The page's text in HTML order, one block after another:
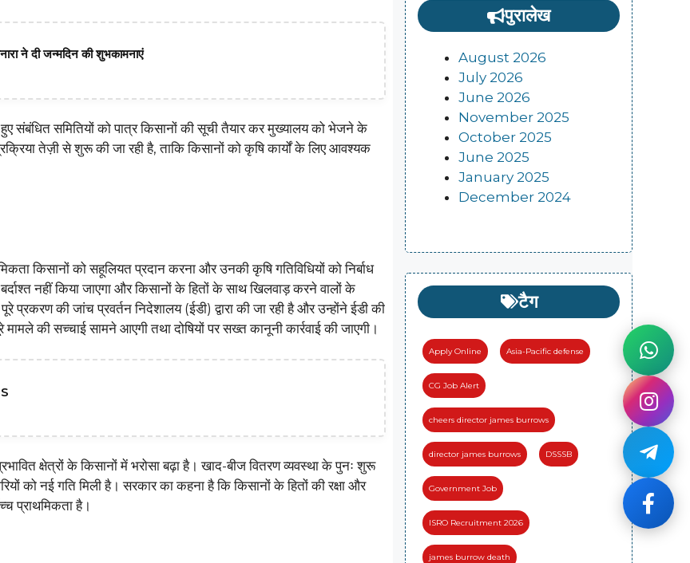
ने दी जन्मदिन की शुभकामनाएं
संबंधित समितियों को पात्र किसानों की सूची तैयार कर मुख्यालय को भेजने के
तेज़ी से शुरू की जा रही है, ताकि किसानों को कृषि कार्यों के लिए आवश्यक
किसानों को सहूलियत प्रदान करना और उनकी कृषि गतिविधियों को निर्बाध
नहीं किया जाएगा और किसानों के हितों के साथ खिलवाड़ करने वालों के
प्रकरण की जांच प्रवर्तन निदेशालय (ईडी) द्वारा की जा रही है और उन्होंने ईडी की
की सच्चाई सामने आएगी तथा दोषियों पर सख्त कानूनी कार्रवाई की जाएगी।
क्षेत्रों के किसानों में भरोसा बढ़ा है। खाद-बीज वितरण व्यवस्था के पुनः शुरू
को नई गति मिली है। सरकार का कहना है कि किसानों के हितों की रक्षा और
प्राथमिकता है।
पुरालेख
August 2026
July 2026
June 2026
November 2025
October 2025
June 2025
January 2025
December 2024
टैग
Apply Online Asia-Pacific defense
CG Job Alert
cheers director james burrows
director james burrows DSSSB
Government Job
ISRO Recruitment 2026
james burrow death